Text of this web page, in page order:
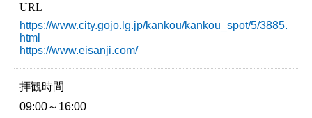
URL
https://www.city.gojo.lg.jp/kankou/kankou_spot/5/3885.
html
https://www.eisanji.com/
拝観時間
09:00～16:00